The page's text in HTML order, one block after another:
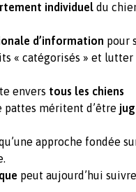
individuel du
d’information pour
« catégorisés » et
envers tous les chiens
pattes méritent d’être
approche fondée
peut aujourd’hui